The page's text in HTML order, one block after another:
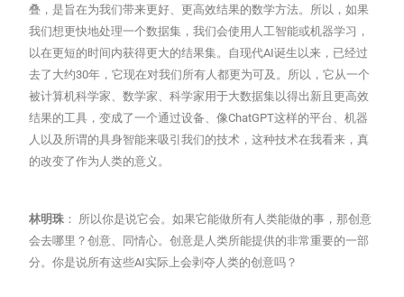
叠，是旨在为我们带来更好、更高效结果的数学方法。所以，如果
我们想更快地处理一个数据集，我们会使用人工智能或机器学习，
以在更短的时间内获得更大的结果集。自现代AI诞生以来，已经过
去了大约30年，它现在对我们所有人都更为可及。所以，它从一个
被计算机科学家、数学家、科学家用于大数据集以得出新且更高效
结果的工具，变成了一个通过设备、像ChatGPT这样的平台、机器
人以及所谓的具身智能来吸引我们的技术，这种技术在我看来，真
的改变了作为人类的意义。
林明珠 ： 所以你是说它会。如果它能做所有人类能做的事，那创意
会去哪里？创意、同情心。创意是人类所能提供的非常重要的一部
分。你是说所有这些AI实际上会剥夺人类的创意吗？